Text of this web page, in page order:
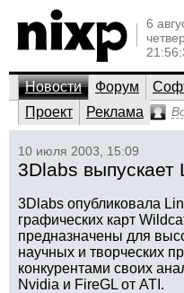
6
Новости Форум
Проект
Реклама
10 июля 2003, 15:09
3Dlabs выпускает
3Dlabs опубликовала
графических карт
предназначены для
научных и творческих
конкурентами своих
Nvidia и FireGL от ATI.